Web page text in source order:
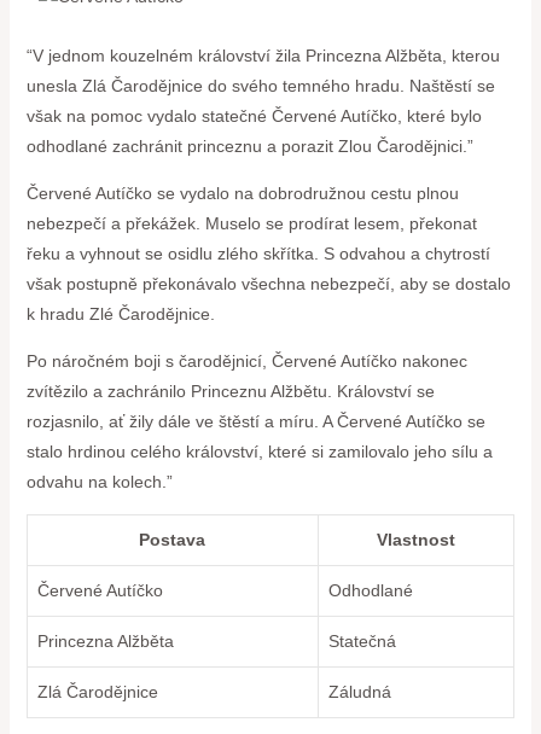
“V jednom kouzelném království žila Princezna Alžběta, kterou
unesla Zlá Čarodějnice ​do svého temného hradu. Naštěstí⁢ se
však na‍ pomoc ​vydalo statečné Červené Autíčko, které bylo
odhodlané‍ zachránit princeznu a porazit Zlou ‌Čarodějnici.”
Červené Autíčko‍ se vydalo na dobrodružnou cestu plnou ​
nebezpečí‌ a překážek. ‌Muselo se​ prodírat lesem, překonat
řeku a vyhnout se⁣ osidlu zlého skřítka. S odvahou⁣ a chytrostí
však postupně⁢ překonávalo všechna nebezpečí, aby se dostalo
⁢k hradu Zlé Čarodějnice.
Po⁣ náročném boji s ⁤čarodějnicí, Červené⁤ Autíčko nakonec
zvítězilo a zachránilo Princeznu Alžbětu. Království se
rozjasnilo, ať žily dále ve štěstí a míru. A Červené ⁣Autíčko⁤ se
stalo hrdinou celého království, které si zamilovalo jeho sílu a
‌odvahu na⁤ kolech.”
Postava Vlastnost
Červené Autíčko Odhodlané
Princezna ⁤Alžběta Statečná
Zlá Čarodějnice Záludná